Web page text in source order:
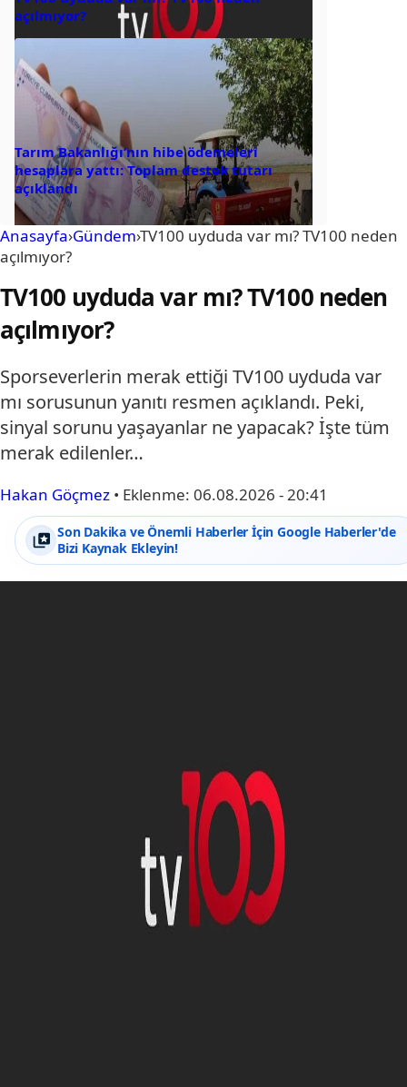
açılmıyor?
Tarım Bakanlığı’nın hibe ödemeleri
hesaplara yattı: Toplam destek tutarı
açıklandı
Anasayfa›Gündem›TV100 uyduda var mı? TV100 neden
açılmıyor?
TV100 uyduda var mı? TV100 neden
açılmıyor?
Sporseverlerin merak ettiği TV100 uyduda var
mı sorusunun yanıtı resmen açıklandı. Peki,
sinyal sorunu yaşayanlar ne yapacak? İşte tüm
merak edilenler…
Hakan Göçmez • Eklenme: 06.08.2026 - 20:41
Son Dakika ve Önemli Haberler İçin Google Haberler'de
Bizi Kaynak Ekleyin!